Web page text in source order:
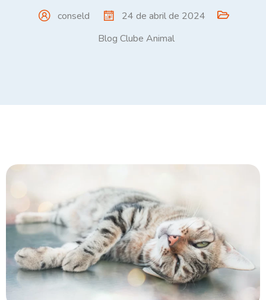
conseld
24 de abril de 2024
Blog Clube Animal